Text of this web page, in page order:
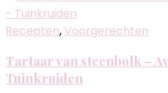
Recepten,Voorgerechten
Tartaar van steenbolk –
Tuinkruiden